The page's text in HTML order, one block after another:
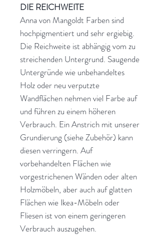
DIE REICHWEITE
Anna von Mangoldt Farben sind
hochpigmentiert und sehr ergiebig.
Die Reichweite ist abhängig vom zu
streichenden Untergrund. Saugende
Untergründe wie unbehandeltes
Holz oder neu verputzte
Wandflächen nehmen viel Farbe auf
und führen zu einem höheren
Verbrauch. Ein Anstrich mit unserer
Grundierung (siehe Zubehör) kann
diesen verringern. Auf
vorbehandelten Flächen wie
vorgestrichenen Wänden oder alten
Holzmöbeln, aber auch auf glatten
Flächen wie Ikea-Möbeln oder
Fliesen ist von einem geringeren
Verbrauch auszugehen.